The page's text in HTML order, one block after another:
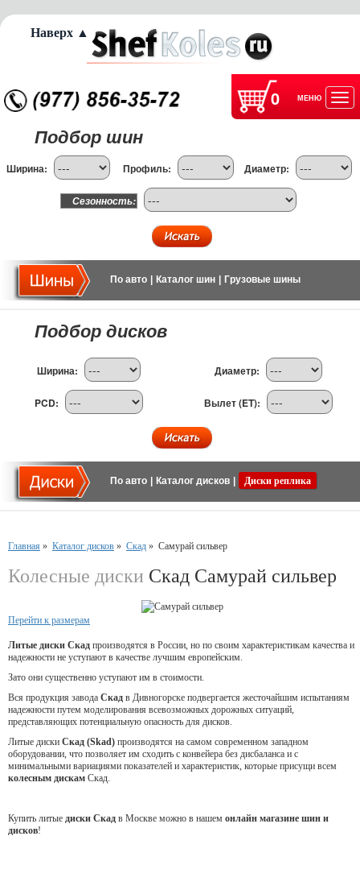
0 МЕНЮ
Подбор шин
Ширина: Профиль: Диаметр:
Сезонность:
По авто Каталог шин Грузовые шины
Подбор дисков
Ширина: Диаметр:
PCD: Вылет (ET):
По авто Каталог дисков Диски реплика
Главная » Каталог дисков » Скад » Самурай сильвер
Колесные диски Скад Самурай сильвер
Перейти к размерам
Литые диски Скад производятся в России, но по своим характеристикам качества и
надежности не уступают в качестве лучшим европейским.
Зато они существенно уступают им в стоимости.
Вся продукция завода Скад в Дивногорске подвергается жесточайшим испытаниям
надежности путем моделирования всевозможных дорожных ситуаций,
представляющих потенциальную опасность для дисков.
Литые диски Скад (Skad) производятся на самом современном западном
оборудовании, что позволяет им сходить с конвейера без дисбаланса и с
минимальными вариациями показателей и характеристик, которые присущи всем
колесным дискам Скад.
Купить литые диски Скад в Москве можно в нашем онлайн магазине шин и
дисков!
Наверх ▲